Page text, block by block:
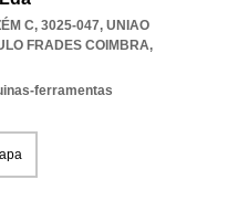
C, 3025-047, UNIAO
FRADES COIMBRA,
ferramentas